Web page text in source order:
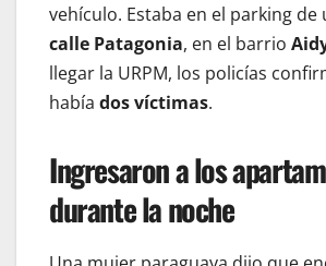
vehículo. Estaba en el parking de
calle Patagonia, en el barrio
llegar la URPM, los policías
había dos víctimas.
Ingresaron a los
durante la noche